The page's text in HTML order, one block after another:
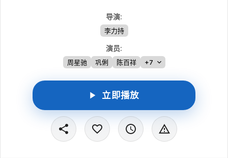
导演:
李力持
演员:
周星驰 巩俐 陈百祥 +7
立即播放